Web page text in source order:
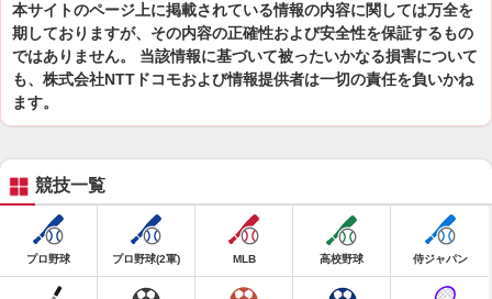
本サイトのページ上に掲載されている情報の内容に関しては万全を
期しておりますが、その内容の正確性および安全性を保証するもの
ではありません。 当該情報に基づいて被ったいかなる損害について
も、株式会社NTTドコモおよび情報提供者は一切の責任を負いかね
ます。
競技一覧
プロ野球 プロ野球(2軍) MLB 高校野球 侍ジャパン